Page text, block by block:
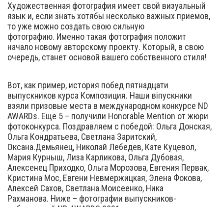
Художественная фотография имеет свой визуальный
язык и, если знать хотябьі несколько важных приемов,
то уже можно создать свою сильную
фотографию. Именно такая фотография положит
начало новому авторскому проекту. Который, в свою
очередь, станет основой вашего собственного стиля!
Вот, как пример, история побед пятнадцати
выпускников курса Композиция. Наши віпускники
взяли призовые места в международном конкурсе ND
AWARDs. Еще 5 – получили Honorable Mention от жюри
фотоконкурса. Поздравляем с победой: Ольга Донская,
Ольга Кондратьева, Светлана Заритский,
Оксана.Демьянец, Николай Лебедев, Кате Куцевол,
Мария Курныш, Лиза Карликова, Ольга Дубовая,
Алексенец Приходко, Ольга Морозова, Евгения Первак,
Кристина Мос, Евгени Невмержицкая, Элена Фокова,
Алексей Сахов, Светлана.Моисеенко, Ника
Рахманова. Ниже – фотографии выпускников-